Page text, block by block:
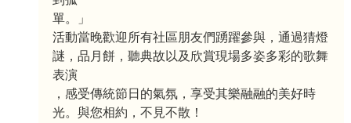
單。」
活動當晚歡迎所有社區朋友們踴躍參與，通過猜燈
謎，品月餅，聽典故以及欣賞現場多姿多彩的歌舞
表演
，感受傳統節日的氣氛，享受其樂融融的美好時
光。與您相約，不見不散！